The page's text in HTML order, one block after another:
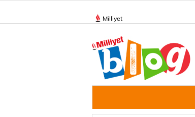
Milliyet